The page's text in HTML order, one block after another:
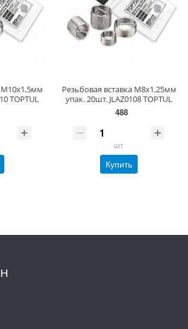
М10х1,5мм
TOPTUL
Резьбовая вставка М8х1,25мм
упак. 20шт. JLAZ0108 TOPTUL
488
шт
Купить